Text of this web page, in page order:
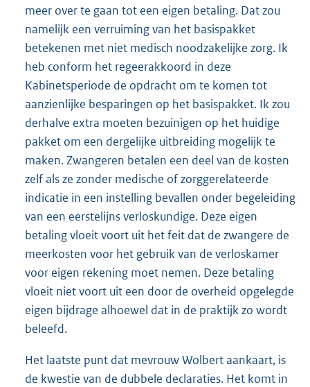
meer over te gaan tot een eigen betaling. Dat zou
namelijk een verruiming van het basispakket
betekenen met niet medisch noodzakelijke zorg. Ik
heb conform het regeerakkoord in deze
Kabinetsperiode de opdracht om te komen tot
aanzienlijke besparingen op het basispakket. Ik zou
derhalve extra moeten bezuinigen op het huidige
pakket om een dergelijke uitbreiding mogelijk te
maken. Zwangeren betalen een deel van de kosten
zelf als ze zonder medische of zorggerelateerde
indicatie in een instelling bevallen onder begeleiding
van een eerstelijns verloskundige. Deze eigen
betaling vloeit voort uit het feit dat de zwangere de
meerkosten voor het gebruik van de verloskamer
voor eigen rekening moet nemen. Deze betaling
vloeit niet voort uit een door de overheid opgelegde
eigen bijdrage alhoewel dat in de praktijk zo wordt
beleefd.
Het laatste punt dat mevrouw Wolbert aankaart, is
de kwestie van de dubbele declaraties. Het komt in